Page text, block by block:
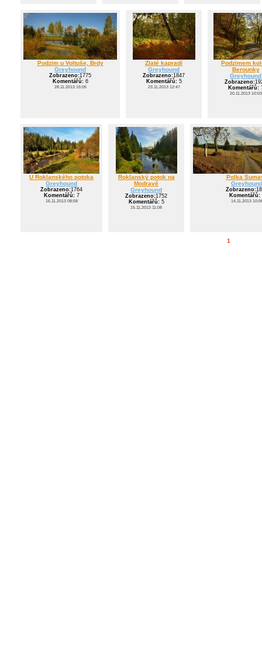
Podzim u Voltuše, Brdy
Greyhound
Zobrazeno:1775
Komentářů:6
28.11.2013 15:05
Zlaté kapradí
Greyhound
Zobrazeno:1847
Komentářů:5
23.11.2013 12:47
Podzimem
Berounky
Greyhound
Zobrazeno:
Komentářů:
20.11.2013 10:03
U Roklanského potoka
Greyhound
Zobrazeno:1764
Komentářů:7
16.11.2013 08:58
Roklanský potok na
Modravě
Greyhound
Zobrazeno:1752
Komentářů:5
15.11.2013 11:08
Polka
Greyhound
Zobrazeno:
Komentářů:
14.11.2013
1